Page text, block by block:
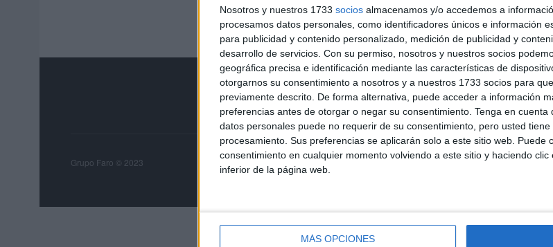
Nosotros y nuestros 1733 socios almacenamos y/o accedemos a
procesamos datos personales, como identificadores únicos e información
para publicidad y contenido personalizado, medición de publicidad y
desarrollo de servicios. Con su permiso, nosotros y nuestros socios
geográfica precisa e identificación mediante las características de
otorgarnos su consentimiento a nosotros y a nuestros 1733 socios para
previamente descrito. De forma alternativa, puede acceder a información
preferencias antes de otorgar o negar su consentimiento. Tenga en cuenta
datos personales puede no requerir de su consentimiento, pero usted
procesamiento. Sus preferencias se aplicarán solo a este sitio web. Puede
consentimiento en cualquier momento volviendo a este sitio y haciendo
inferior de la página web.
MÁS OPCIONES
Grupo Faro Publicidad Contacto Aviso legal – Protección de datos
Grupo Faro © 2023